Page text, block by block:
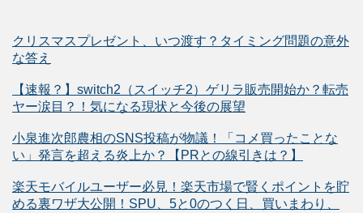
クリスマスプレゼント、いつ渡す？タイミング問題の意外
な答え
【速報？】switch2（スイッチ2）ゲリラ販売開始か？転売
ヤー涙目？！気になる現状と今後の展望
小泉進次郎農相のSNS投稿が物議！「コメ買ったことな
い」発言を超える炎上か？【PRとの線引きは？】
楽天モバイルユーザー必見！楽天市場で賢くポイントを貯
める裏ワザ大公開！SPU、5と0のつく日、買いまわり、